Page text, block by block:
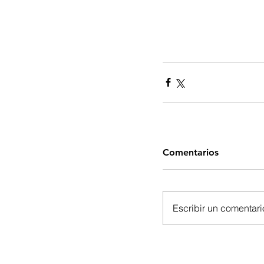
Comentarios
Escribir un